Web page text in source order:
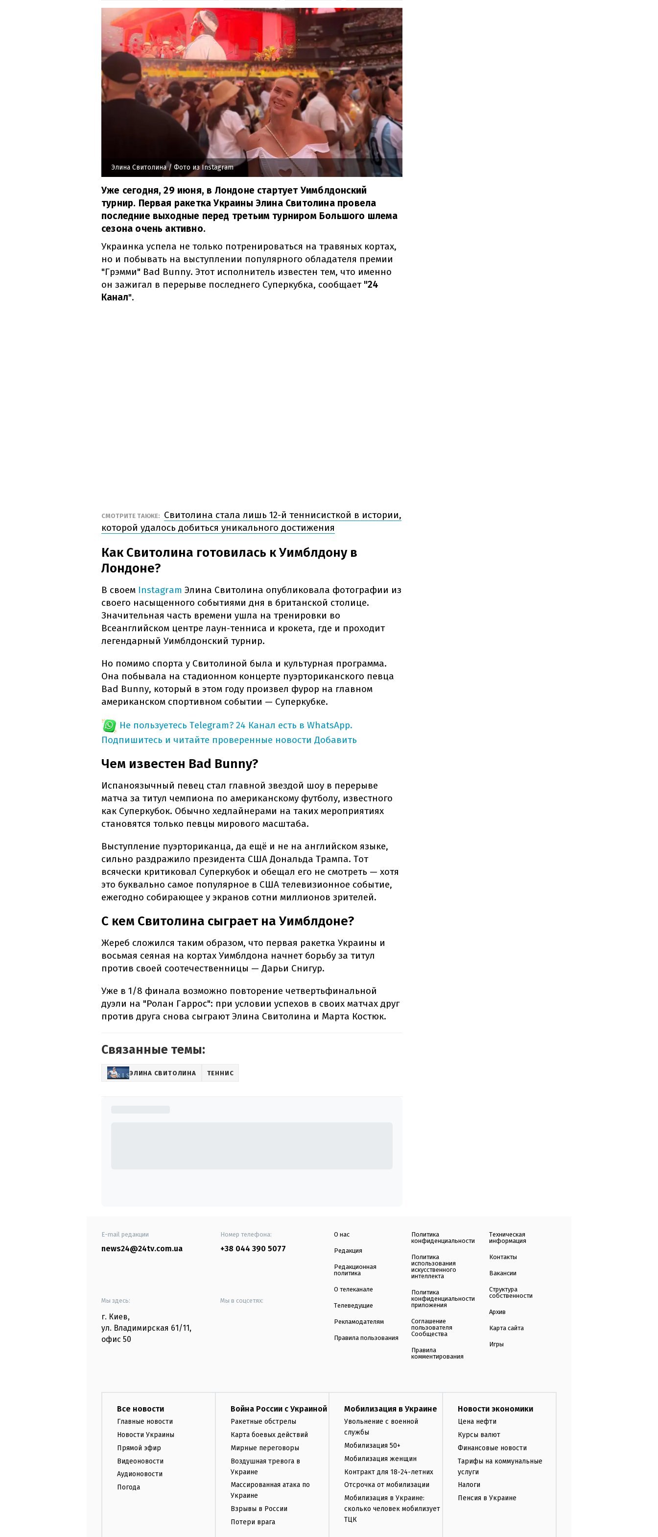
Элина Свитолина/ Фото из Instagram
Уже сегодня, 29 июня, в Лондоне стартует Уимблдонский
турнир. Первая ракетка Украины Элина Свитолина провела
последние выходные перед третьим турниром Большого шлема
сезона очень активно.
Украинка успела не только потренироваться на травяных кортах,
но и побывать на выступлении популярного обладателя премии
"Грэмми" Bad Bunny. Этот исполнитель известен тем, что именно
он зажигал в перерыве последнего Суперкубка, сообщает "24
Канал".
СМОТРИТЕ ТАКЖЕ:
Свитолина стала лишь 12-й теннисисткой в истории,
которой удалось добиться уникального достижения
Как Свитолина готовилась к Уимблдону в
Лондоне?
В своем Instagram Элина Свитолина опубликовала фотографии из
своего насыщенного событиями дня в британской столице.
Значительная часть времени ушла на тренировки во
Всеанглийском центре лаун-тенниса и крокета, где и проходит
легендарный Уимблдонский турнир.
Но помимо спорта у Свитолиной была и культурная программа.
Она побывала на стадионном концерте пуэрториканского певца
Bad Bunny, который в этом году произвел фурор на главном
американском спортивном событии — Суперкубке.
Не пользуетесь Telegram? 24 Канал есть в WhatsApp.
Подпишитесь и читайте проверенные новости Добавить
Чем известен Bad Bunny?
Испаноязычный певец стал главной звездой шоу в перерыве
матча за титул чемпиона по американскому футболу, известного
как Суперкубок. Обычно хедлайнерами на таких мероприятиях
становятся только певцы мирового масштаба.
Выступление пуэрториканца, да ещё и не на английском языке,
сильно раздражило президента США Дональда Трампа. Тот
всячески критиковал Суперкубок и обещал его не смотреть — хотя
это буквально самое популярное в США телевизионное событие,
ежегодно собирающее у экранов сотни миллионов зрителей.
С кем Свитолина сыграет на Уимблдоне?
Жереб сложился таким образом, что первая ракетка Украины и
восьмая сеяная на кортах Уимблдона начнет борьбу за титул
против своей соотечественницы — Дарьи Снигур.
Уже в 1/8 финала возможно повторение четвертьфинальной
дуэли на "Ролан Гаррос": при условии успехов в своих матчах друг
против друга снова сыграют Элина Свитолина и Марта Костюк.
Связанные темы:
ЭЛИНА СВИТОЛИНА ТЕННИС
E-mail редакции
news24@24tv.com.ua
Номер телефона:
+38 044 390 5077
Мы здесь:
г. Киев,
ул. Владимирская 61/11,
офис 50
Мы в соцсетях:
О нас
Редакция
Редакционная
политика
О телеканале
Телеведущие
Рекламодателям
Правила пользования
Политика
конфиденциальности
Политика
использования
искусственного
интеллекта
Политика
конфиденциальности
приложения
Соглашение
пользователя
Сообщества
Правила
комментирования
Техническая
информация
Контакты
Вакансии
Структура
собственности
Архив
Карта сайта
Игры
Все новости
Главные новости
Новости Украины
Прямой эфир
Видеоновости
Аудионовости
Погода
Война России с Украиной
Ракетные обстрелы
Карта боевых действий
Мирные переговоры
Воздушная тревога в
Украине
Массированная атака по
Украине
Взрывы в России
Потери врага
Мобилизация в Украине
Увольнение с военной
службы
Мобилизация 50+
Мобилизация женщин
Контракт для 18-24-летних
Отсрочка от мобилизации
Мобилизация в Украине:
сколько человек мобилизует
ТЦК
Новости экономики
Цена нефти
Курсы валют
Финансовые новости
Тарифы на коммунальные
услуги
Налоги
Пенсия в Украине